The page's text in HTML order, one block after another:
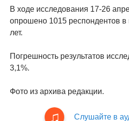
В ходе исследования 17-26
опрошено 1015 респондентов в
лет.
Погрешность результатов
3,1%.
Фото из архива редакции.
Слушайте в